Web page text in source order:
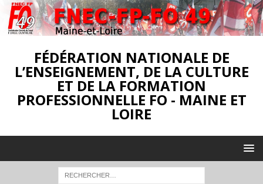
FÉDÉRATION NATIONALE DE
L’ENSEIGNEMENT, DE LA CULTURE
ET DE LA FORMATION
PROFESSIONNELLE FO - MAINE ET
LOIRE